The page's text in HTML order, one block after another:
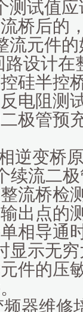
测试值
桥后的
流元件
设计在
硅半控
电阻测
极管预
逆变桥
续流二
流桥检
出点的
相导通
显示无
件的压
频器维修